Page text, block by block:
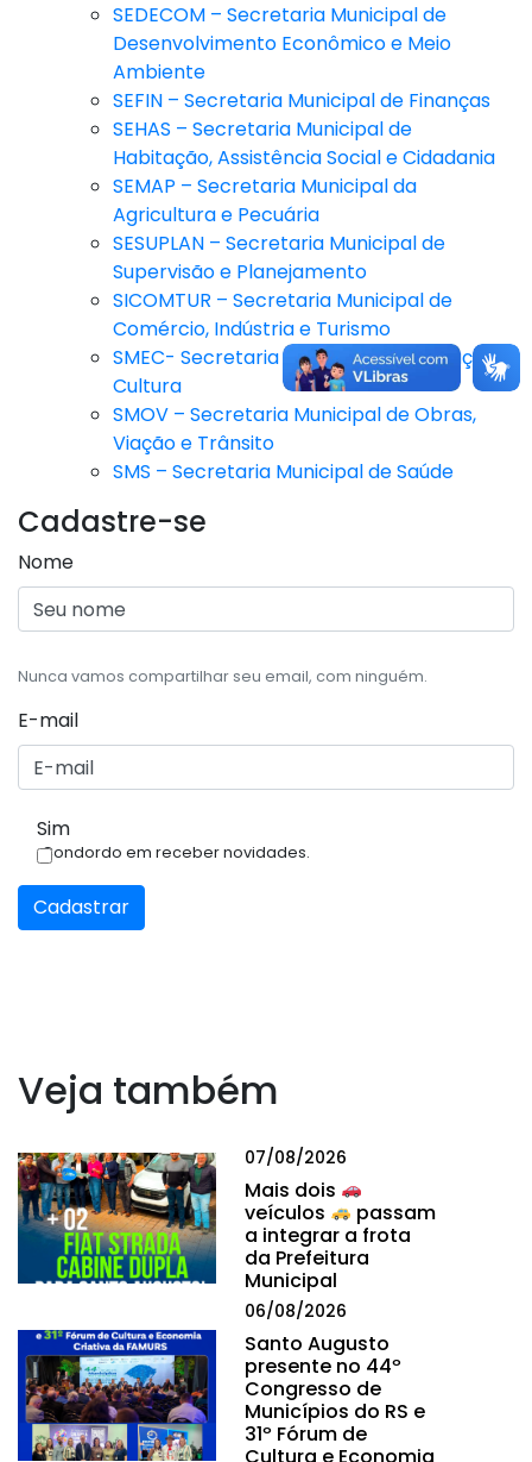
SEDECOM – Secretaria Municipal de
Desenvolvimento Econômico e Meio
Ambiente
SEFIN – Secretaria Municipal de Finanças
SEHAS – Secretaria Municipal de
Habitação, Assistência Social e Cidadania
SEMAP – Secretaria Municipal da
Agricultura e Pecuária
SESUPLAN – Secretaria Municipal de
Supervisão e Planejamento
SICOMTUR – Secretaria Municipal de
Comércio, Indústria e Turismo
SMEC- Secretaria Municipal de Educação e
Cultura
SMOV – Secretaria Municipal de Obras,
Viação e Trânsito
SMS – Secretaria Municipal de Saúde
Cadastre-se
Nome
Nunca vamos compartilhar seu email, com ninguém.
E-mail
Sim
Condordo em receber novidades.
Cadastrar
Veja também
07/08/2026
Mais dois
veículos
passam
a integrar a frota
da Prefeitura
Municipal
06/08/2026
Santo Augusto
presente no 44º
Congresso de
Municípios do RS e
31º Fórum de